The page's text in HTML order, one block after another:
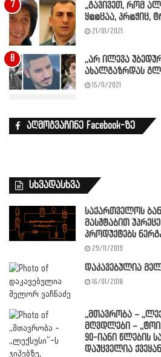
,,გავივეთ, რომ
ყ@@ცაა, პრ@ჭიც,
21/01/2021
,,არ ილევა
ახალგაზრდას
15/11/2021
აღმოგვაჩინე Facebook-ზე
სხვადასხვა
საქართველოს
მასშტაბით
პროდუქტებს
29/11/2019
დაკავებულია
16/01/2018
,,მთავრობა –
მღვდლები –
90-იანი წლების
დაუცველია